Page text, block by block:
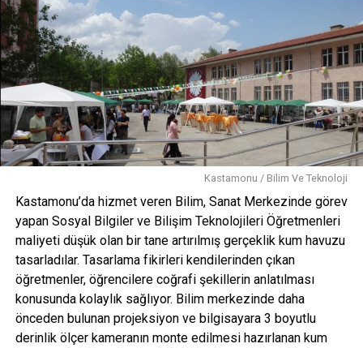
ÖNCEKI HABER
Türkiye’nin yarısından fazlası sosyal medyada
Kastamonu / Bilim Ve Teknoloji
Kastamonu’da hizmet veren Bilim, Sanat Merkezinde görev
yapan Sosyal Bilgiler ve Bilişim Teknolojileri Öğretmenleri
maliyeti düşük olan bir tane artırılmış gerçeklik kum havuzu
tasarladılar. Tasarlama fikirleri kendilerinden çıkan
öğretmenler, öğrencilere coğrafi şekillerin anlatılması
konusunda kolaylık sağlıyor. Bilim merkezinde daha
önceden bulunan projeksiyon ve bilgisayara 3 boyutlu
derinlik ölçer kameranın monte edilmesi hazırlanan kum